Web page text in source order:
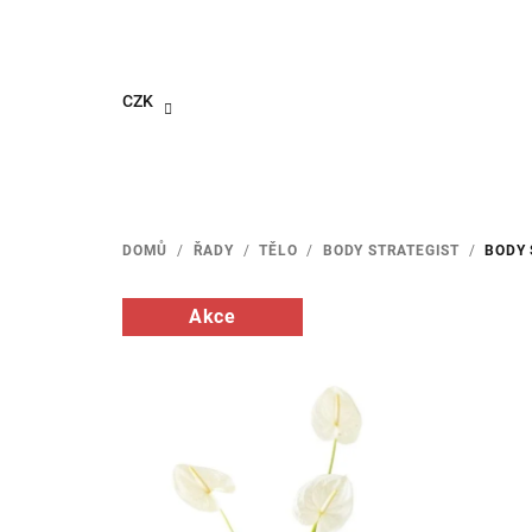
CZK
DOMŮ / ŘADY / TĚLO / BODY STRATEGIST /
Akce